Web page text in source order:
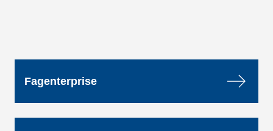
Fagenterprise